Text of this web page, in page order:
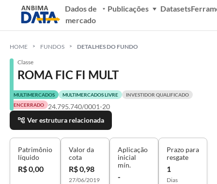
Dados de
mercado
Publicações Datasets
HOME FUNDOS DETALHES DO FUNDO
Classe
ROMA FIC FI MULT
MULTIMERCADOS MULTIMERCADOS LIVRE
INVESTIDOR QUALIFICADO
ENCERRADO
24.795.740/0001-20
Ver estrutura relacionada
Patrimônio
líquido
R$ 0,00
Valor da
cota
R$ 0,98
27/06/2019
Aplicação
inicial
mín.
-
Prazo para
resgate
1
Dias